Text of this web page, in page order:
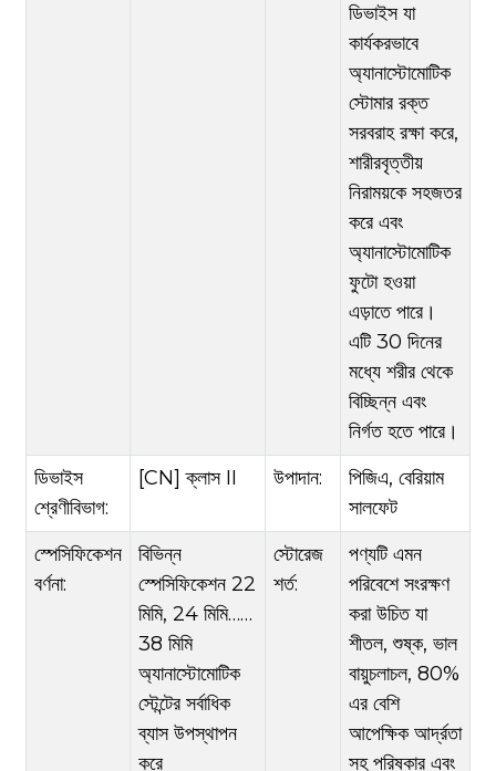
ডিভাইস যা
কার্যকরভাবে
অ্যানাস্টোমোটিক
স্টোমার রক্ত ​​​​
সরবরাহ রক্ষা করে,
শারীরবৃত্তীয়
নিরাময়কে সহজতর
করে এবং
অ্যানাস্টোমোটিক
ফুটো হওয়া
এড়াতে পারে।
এটি 30 দিনের
মধ্যে শরীর থেকে
বিচ্ছিন্ন এবং
নির্গত হতে পারে।
ডিভাইস
শ্রেণীবিভাগ:
[CN] ক্লাস II উপাদান:
পিজিএ, বেরিয়াম
সালফেট
স্পেসিফিকেশন
বর্ণনা:
বিভিন্ন
স্পেসিফিকেশন 22
মিমি, 24 মিমি……
38 মিমি
অ্যানাস্টোমোটিক
স্টেন্টের সর্বাধিক
ব্যাস উপস্থাপন
করে
স্টোরেজ
শর্ত:
পণ্যটি এমন
পরিবেশে সংরক্ষণ
করা উচিত যা
শীতল, শুষ্ক, ভাল
বায়ুচলাচল, 80%
এর বেশি
আপেক্ষিক আর্দ্রতা
সহ পরিষ্কার এবং